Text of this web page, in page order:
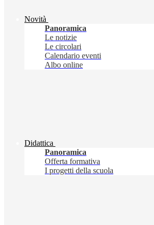
Novità
Panoramica
Le notizie
Le circolari
Calendario eventi
Albo online
Didattica
Panoramica
Offerta formativa
I progetti della scuola